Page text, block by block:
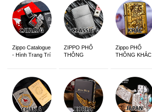
Zippo Catalogue
- Hình Trang Trí
ZIPPO PHỔ
THÔNG
Zippo PHỔ
THÔNG KHẮC